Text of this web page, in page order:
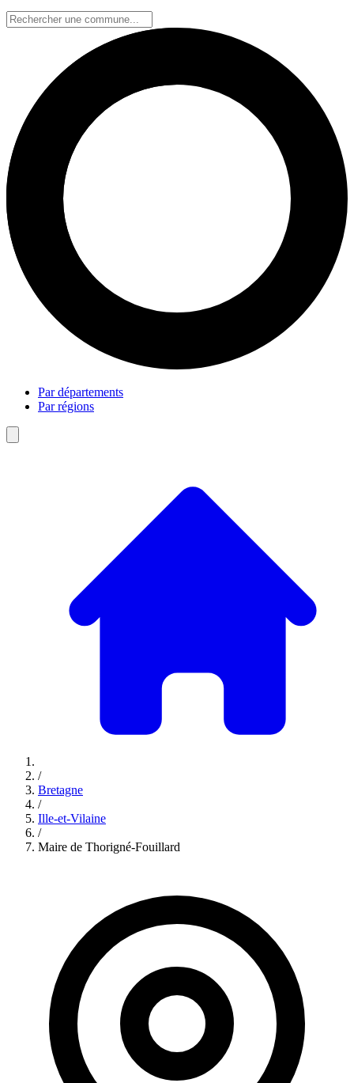
Par départements
Par régions
/
Bretagne
/
Ille-et-Vilaine
/
Maire de Thorigné-Fouillard